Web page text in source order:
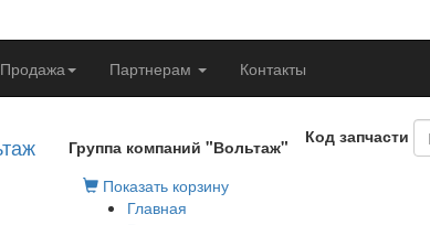
Продажа Партнерам Контакты
Группа компаний "Вольтаж"
Код запчасти
Показать корзину
Главная